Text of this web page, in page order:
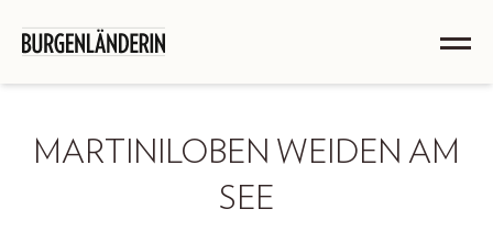
MARTINILOBEN WEIDEN AM
SEE